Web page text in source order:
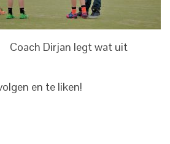
Coach Dirjan legt wat uit
en te liken!